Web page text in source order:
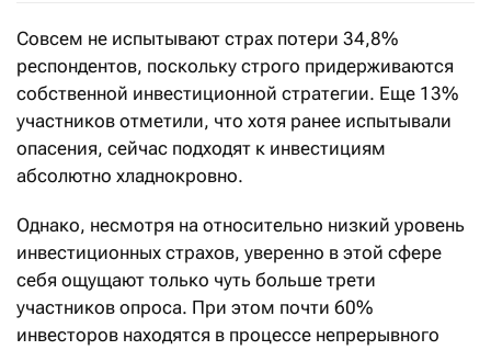
Совсем не испытывают страх потери 34,8%
респондентов, поскольку строго придерживаются
собственной инвестиционной стратегии. Еще 13%
участников отметили, что хотя ранее испытывали
опасения, сейчас подходят к инвестициям
абсолютно хладнокровно.
Однако, несмотря на относительно низкий уровень
инвестиционных страхов, уверенно в этой сфере
себя ощущают только чуть больше трети
участников опроса. При этом почти 60%
инвесторов находятся в процессе непрерывного